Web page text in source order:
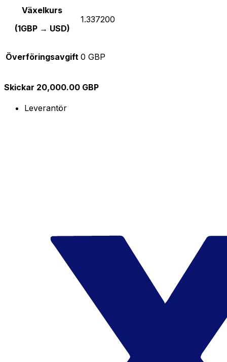
Växelkurs
(1GBP → USD)
1.337200
Överföringsavgift 0 GBP
Skickar 20,000.00 GBP
Leverantör